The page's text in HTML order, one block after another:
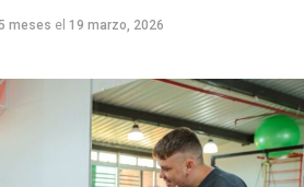
meses el 19 marzo, 2026